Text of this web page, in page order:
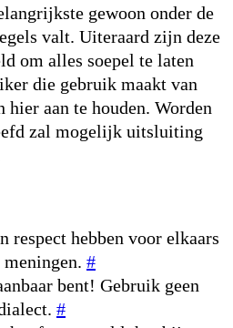
gewoon onder de
valt. Uiteraard zijn deze
om alles soepel te laten
die gebruik maakt van
aan te houden. Worden
zal mogelijk uitsluiting
respect hebben voor elkaars
#
bent! Gebruik geen
#